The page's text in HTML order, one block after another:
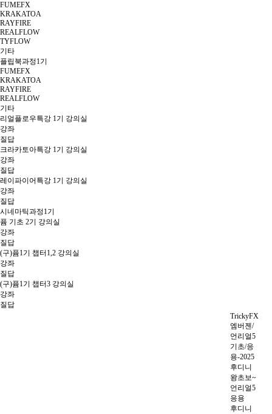
FUMEFX
KRAKATOA
RAYFIRE
REALFLOW
TYFLOW
기타
플립북과정1기
FUMEFX
KRAKATOA
RAYFIRE
REALFLOW
기타
리얼플로우특강 1기 강의실
강좌
질답
크라카토아특강 1기 강의실
강좌
질답
레이파이어특강 1기 강의실
강좌
질답
시네마틱과정1기
퓸 기초 2기 강의실
강좌
질답
(구)퓸1기 챕터1,2 강의실
강좌
질답
(구)퓸1기 챕터3 강의실
강좌
질답
TrickyFX
엠버젠/
언리얼5
기초/응
용-2025
후디니
왕초보~
언리얼5
응용
후디니